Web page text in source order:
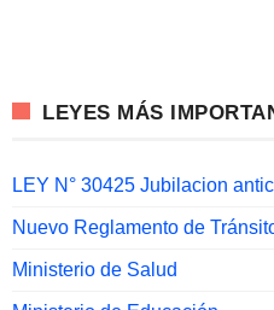
LEYES MÁS
LEY N° 30425 Jubilacion
Nuevo Reglamento de
Ministerio de Salud